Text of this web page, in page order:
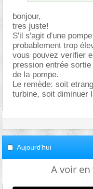
bonjour,
tres juste!
S'il s'agit d'une
probablement trop
vous pouvez verifier
pression entrée
de la pompe.
Le remède: soit
turbine, soit diminuer
Aujourd'hui
A voir